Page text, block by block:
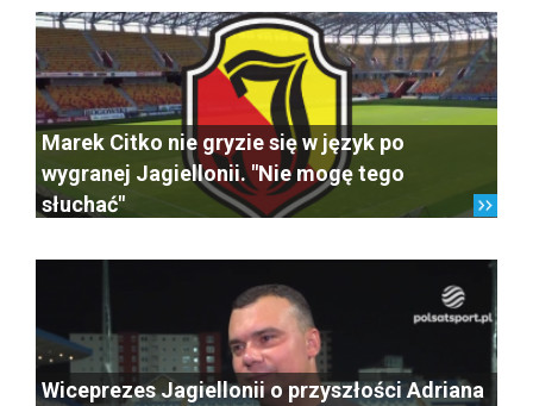
Marek Citko nie gryzie się w język po
wygranej Jagiellonii. "Nie mogę tego
słuchać"
Wiceprezes Jagiellonii o przyszłości Adriana